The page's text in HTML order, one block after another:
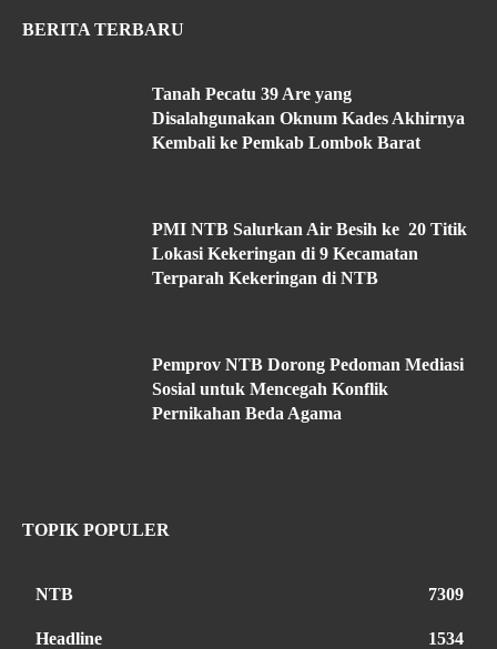
BERITA TERBARU
Tanah Pecatu 39 Are yang
Disalahgunakan Oknum Kades Akhirnya
Kembali ke Pemkab Lombok Barat
PMI NTB Salurkan Air Besih ke 20 Titik
Lokasi Kekeringan di 9 Kecamatan
Terparah Kekeringan di NTB
Pemprov NTB Dorong Pedoman Mediasi
Sosial untuk Mencegah Konflik
Pernikahan Beda Agama
TOPIK POPULER
NTB 7309
Headline 1534